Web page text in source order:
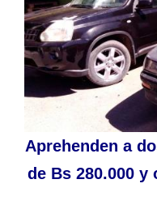
Aprehenden a
de Bs 280.000